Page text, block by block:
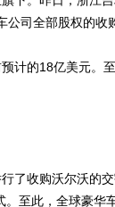
司全部股权的收
的18亿美元。
收购沃尔沃的交
至此，全球豪华